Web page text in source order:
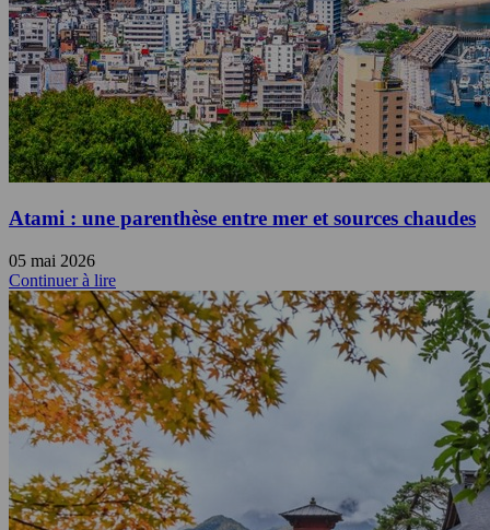
Atami : une parenthèse entre mer et sources chaudes
05 mai 2026
Continuer à lire